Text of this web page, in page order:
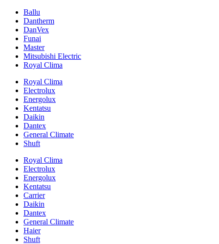
Ballu
Dantherm
DanVex
Funai
Master
Mitsubishi Electric
Royal Clima
Royal Clima
Electrolux
Energolux
Kentatsu
Daikin
Dantex
General Climate
Shuft
Royal Clima
Electrolux
Energolux
Kentatsu
Carrier
Daikin
Dantex
General Climate
Haier
Shuft